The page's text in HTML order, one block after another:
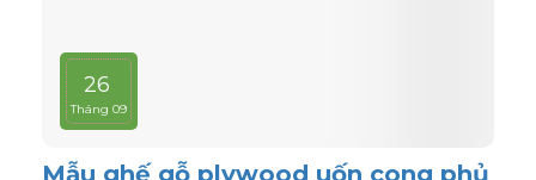
26
Tháng 09
Mẫu ghế gỗ plywood uốn cong phủ